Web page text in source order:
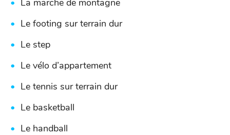
Le footing sur terrain dur
Le step
Le vélo d’appartement
Le tennis sur terrain dur
Le basketball
Le handball